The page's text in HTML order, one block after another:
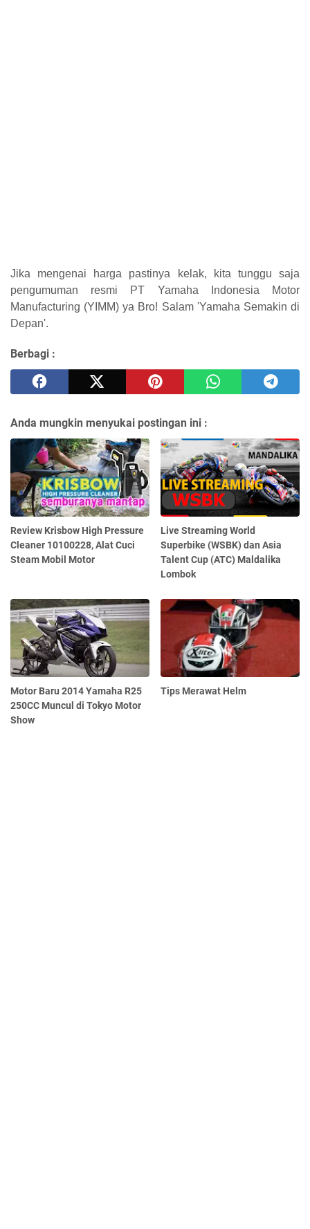
Jika mengenai harga pastinya kelak, kita tunggu saja
pengumuman resmi PT Yamaha Indonesia Motor
Manufacturing (YIMM) ya Bro! Salam 'Yamaha Semakin di
Depan'.
Berbagi :
Anda mungkin menyukai postingan ini :
Review Krisbow High Pressure
Cleaner 10100228, Alat Cuci
Steam Mobil Motor
Live Streaming World
Superbike (WSBK) dan Asia
Talent Cup (ATC) Maldalika
Lombok
Motor Baru 2014 Yamaha R25
250CC Muncul di Tokyo Motor
Show
Tips Merawat Helm